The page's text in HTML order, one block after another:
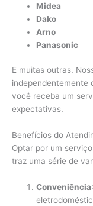
Midea
Dako
Arno
Panasonic
E muitas outras.
independentemente
você receba um
expectativas.
Benefícios do
Optar por um
traz uma série de
Conveniência